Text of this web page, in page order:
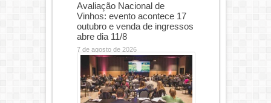
Avaliação Nacional de
Vinhos: evento acontece 17
outubro e venda de ingressos
abre dia 11/8
7 de agosto de 2026